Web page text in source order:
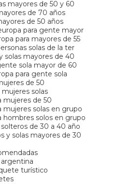
mayores de 50 y 60
de 70 años
de 50 años
para gente mayor
para mayores de 55
solas de la ter
solas mayores de 40
sola mayor de 60
para gente sola
de 50
mujeres solas
mujeres de 50
mujeres solas en grupo
hombres solos en grupo
de 30 a 40 año
y solas mayores de 30
turístico